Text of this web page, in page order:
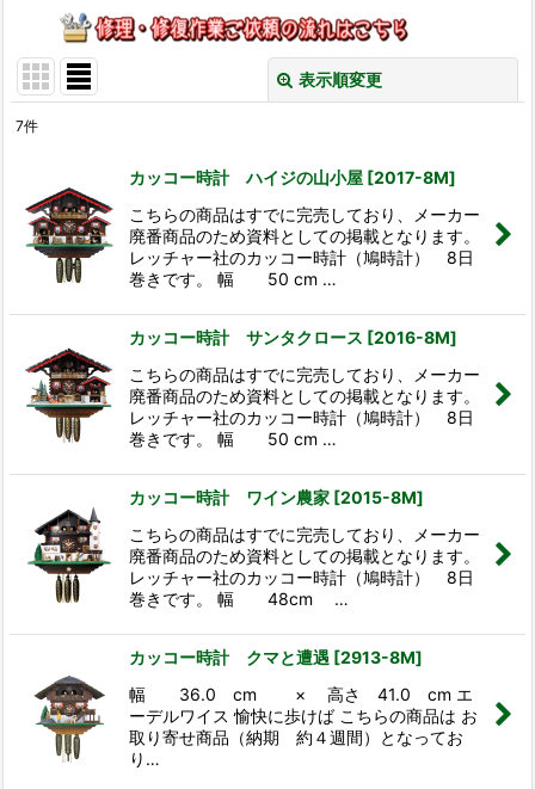
表示順変更
並び順:
絞り込む
7件
カッコー時計 ハイジの山小屋 [2017-8M]
こちらの商品はすでに完売しており、メーカー
廃番商品のため資料としての掲載となります。
レッチャー社のカッコー時計（鳩時計） 8日
巻きです。 幅 50 cm …
カッコー時計 サンタクロース [2016-8M]
こちらの商品はすでに完売しており、メーカー
廃番商品のため資料としての掲載となります。
レッチャー社のカッコー時計（鳩時計） 8日
巻きです。 幅 50 cm …
カッコー時計 ワイン農家 [2015-8M]
こちらの商品はすでに完売しており、メーカー
廃番商品のため資料としての掲載となります。
レッチャー社のカッコー時計（鳩時計） 8日
巻きです。 幅 48cm …
カッコー時計 クマと遭遇 [2913-8M]
幅 36.0 cm × 高さ 41.0 cm エ
ーデルワイス 愉快に歩けば こちらの商品は お
取り寄せ商品（納期 約４週間）となってお
り…